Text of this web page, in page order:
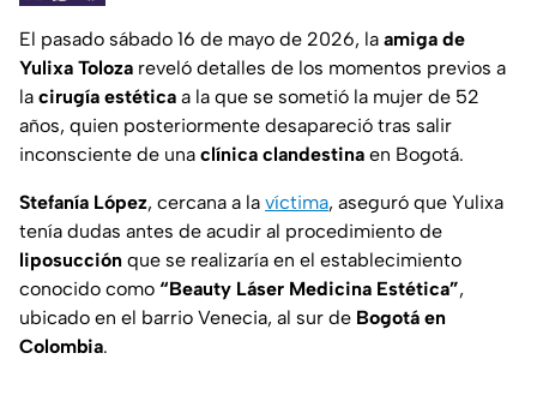
El pasado sábado 16 de mayo de 2026, la amiga de
Yulixa Toloza reveló detalles de los momentos previos a
la cirugía estética a la que se sometió la mujer de 52
años, quien posteriormente desapareció tras salir
inconsciente de una clínica clandestina en Bogotá.
Stefanía López, cercana a la víctima, aseguró que Yulixa
tenía dudas antes de acudir al procedimiento de
liposucción que se realizaría en el establecimiento
conocido como “Beauty Láser Medicina Estética”,
ubicado en el barrio Venecia, al sur de Bogotá en
Colombia.